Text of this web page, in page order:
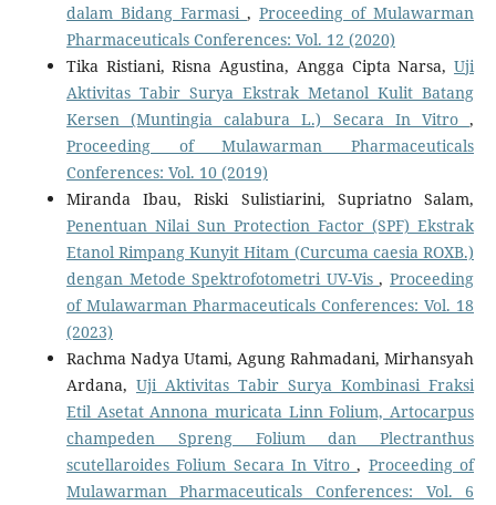
dalam Bidang Farmasi ,Proceeding of Mulawarman
Pharmaceuticals Conferences: Vol. 12 (2020)
Tika Ristiani, Risna Agustina, Angga Cipta Narsa,Uji
Aktivitas Tabir Surya Ekstrak Metanol Kulit Batang
Kersen (Muntingia calabura L.) Secara In Vitro,
Proceeding of Mulawarman Pharmaceuticals
Conferences: Vol. 10 (2019)
Miranda Ibau, Riski Sulistiarini, Supriatno Salam,
Penentuan Nilai Sun Protection Factor (SPF) Ekstrak
Etanol Rimpang Kunyit Hitam (Curcuma caesia ROXB.)
dengan Metode Spektrofotometri UV-Vis,Proceeding
of Mulawarman Pharmaceuticals Conferences: Vol. 18
(2023)
Rachma Nadya Utami, Agung Rahmadani, Mirhansyah
Ardana, Uji Aktivitas Tabir Surya Kombinasi Fraksi
Etil Asetat Annona muricata Linn Folium, Artocarpus
champeden Spreng Folium dan Plectranthus
scutellaroides Folium Secara In Vitro, Proceeding of
Mulawarman Pharmaceuticals Conferences: Vol. 6